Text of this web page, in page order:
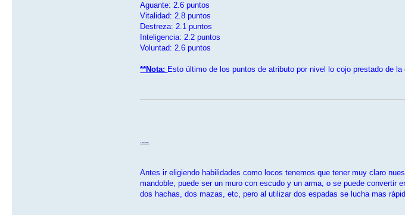
Aguante: 2.6 puntos
Vitalidad: 2.8 puntos
Destreza: 2.1 puntos
Inteligencia: 2.2 puntos
Voluntad: 2.6 puntos
**Nota: Esto último de los puntos de atributo por nivel lo cojo prestado de
Antes ir eligiendo habilidades como locos tenemos que tener muy claro
mandoble, puede ser un muro con escudo y un arma, o se puede
dos hachas, dos mazas, etc, pero al utilizar dos espadas se lucha mas